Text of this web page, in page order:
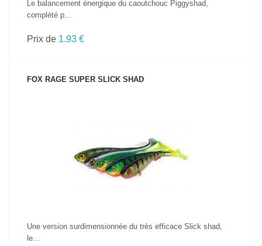
Le balancement énergique du caoutchouc Piggyshad,
complété p...
Prix de 1.93 €
FOX RAGE SUPER SLICK SHAD
VOIR LE PRODUIT
Une version surdimensionnée du très efficace Slick shad,
le...